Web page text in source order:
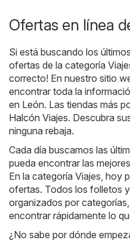
Ofertas en línea
Si está buscando los
ofertas de la categoría
correcto! En nuestro sitio
encontrar toda la
en León. Las tiendas más
Halcón Viajes. Descubra
ninguna rebaja.
Cada día buscamos las
pueda encontrar las
En la categoría Viajes, hoy
ofertas. Todos los folletos
organizados por
encontrar rápidamente lo
¿No sabe por dónde